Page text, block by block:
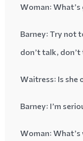
:
: Try not
don’t talk,
: Is she
: I’m
: